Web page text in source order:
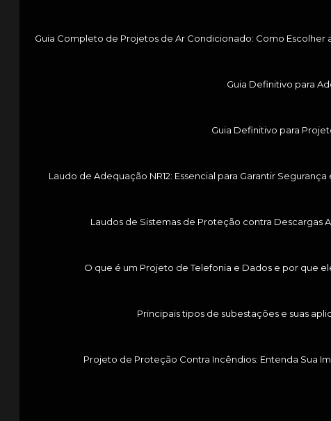
Guia Completo de Projetos de Ar Condicionado: Como Escolher
Guia Definitivo para
Guia Definitivo para
Laudo de Adequação NR12: Essencial para Garantir
Laudos de Sistemas de Proteção contra Descargas
O que é um Projeto de Telefonia e Dados e por que
Principais tipos de subestações e suas
Projeto de Proteção Contra Incêndios: Entenda Sua